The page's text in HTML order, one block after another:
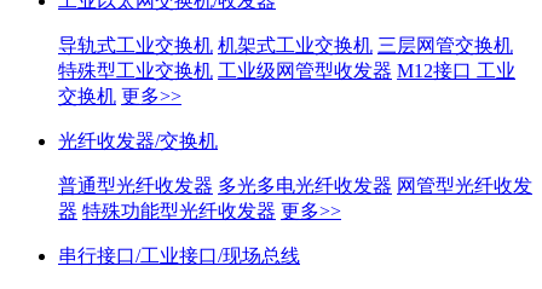
导轨式工业交换机 机架式工业交换机 三层网管交换机
特殊型工业交换机 工业级网管型收发器 M12接口 工业
交换机 更多>>
光纤收发器/交换机
普通型光纤收发器 多光多电光纤收发器 网管型光纤收发
器 特殊功能型光纤收发器 更多>>
串行接口/工业接口/现场总线